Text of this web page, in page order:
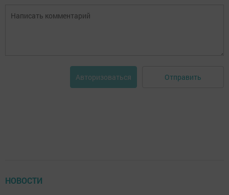
Авторизоваться Отправить
НОВОСТИ